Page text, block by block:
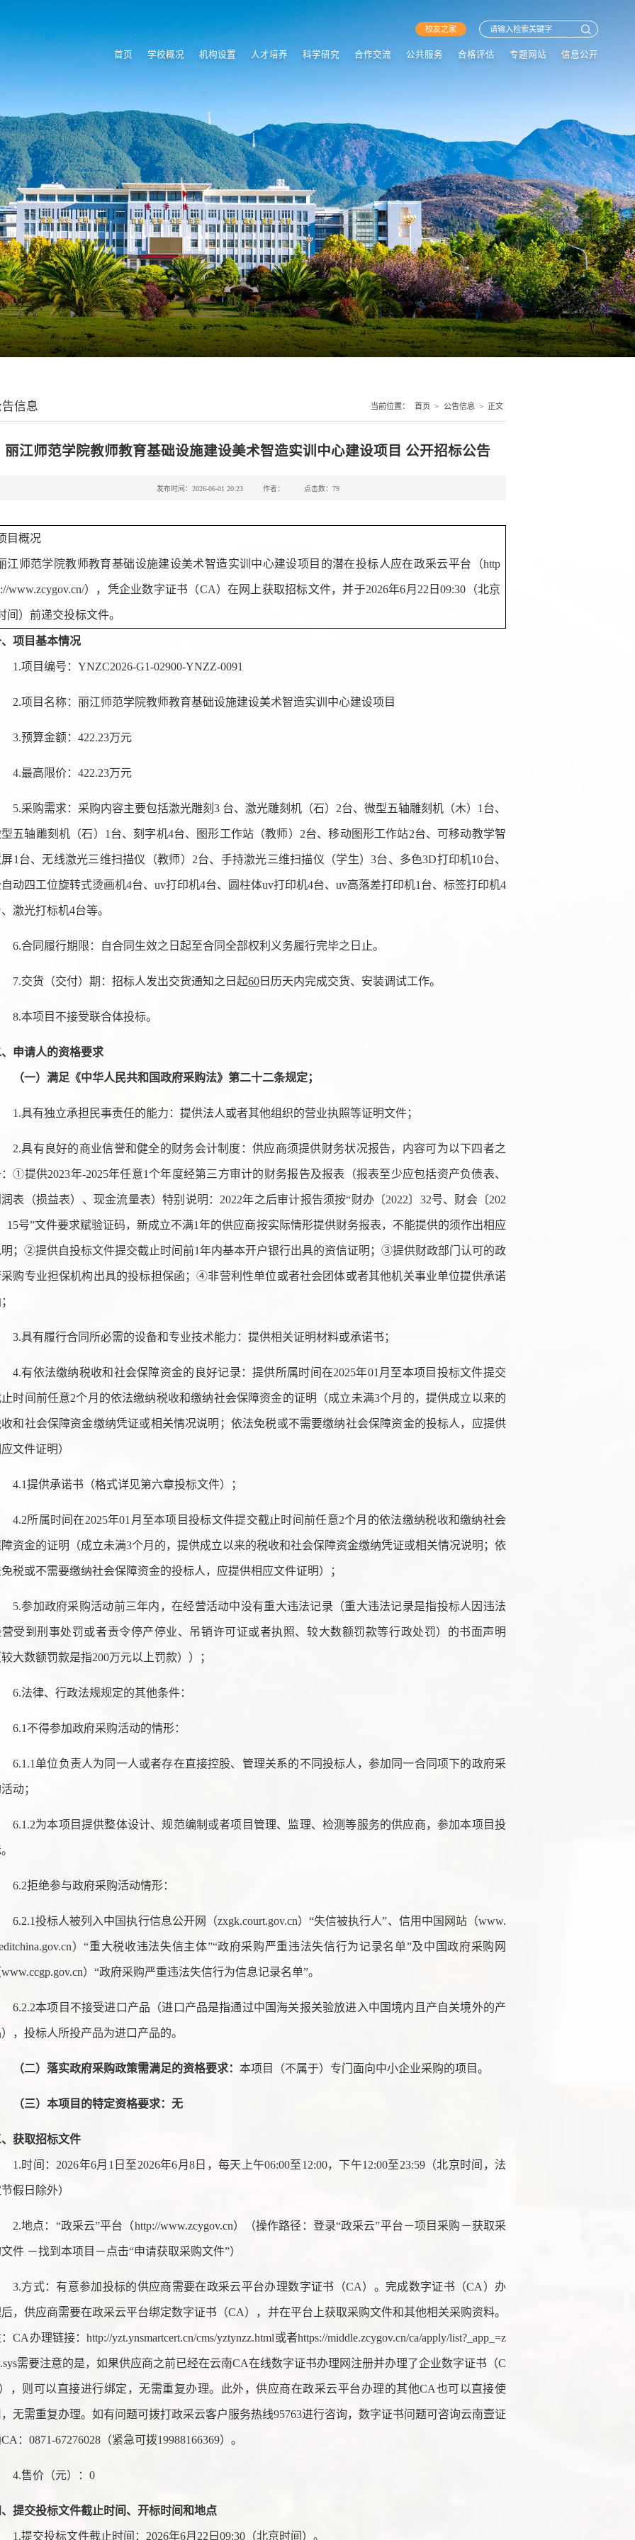
校友之家
首页 学校概况 机构设置 人才培养 科学研究 合作交流 公共服务 合格评估 专题网站 信息公开
信息 当前位置： 首页 > 公告信息 > 正文
丽江师范学院教师教育基础设施建设美术智造实训中心建设项目 公开招标公告
发布时间：2026-06-01 20:23 作者： 点击数： 79
目概况
江师范学院教师教育基础设施建设美术智造实训中心建设项目 的潜在投标人应在政采云平台（http
www.zcygov.cn/），凭企业数字证书（CA）在网上获取招标文件，并于2026年6月 22 日09:30（北京
间）前递交投标文件。
项目基本情况
1.项目编号： YNZC2026-G1-02900-YNZZ-0091
2.项目名称： 丽江师范学院教师教育基础设施建设美术智造实训中心建设项目
3.预算金额 ： 422.23万元
4.最高限价： 422.23万元
5.采购需求： 采购内容主要包括激光雕刻3 台、激光雕刻机（石） 2台、微型五轴雕刻机（木）1台、
五轴雕刻机（石）1台、刻字机4台、图形工作站（教师）2台、移动图形工作站2台、可移动教学智
1台、无线激光三维扫描仪（教师）2台、手持激光三维扫描仪（学生）3台、多色3D打印机10台、
动四工位旋转式烫画机4台、uv打印机4台、圆柱体uv打印机4台、uv高落差打印机1台、标签打印机4
激光打标机4台等。
6.合同履行期限： 自合同生效之日起至合同全部权利义务履行完毕之日止。
7.交货（交付）期 ： 招标人发出交货通知之日起60日历天内完成交货、安装调试工作。
8.本项目不接受联合体投标。
申请人的资格要求
（一）满足《中华人民共和国政府采购法》第二十二条规定；
1.具有独立承担民事责任的能力 ： 提供法人或者其他组织的营业执照等证明文件；
2.具有良好的商业信誉和健全的财务会计制度：供应商须提供财务状况报告，内容可为以下四者之
：①提供2023年-2025年任意1个年度经第三方审计的财务报告及报表（报表至少应包括资产负债表、
表（损益表）、现金流量表）特别说明：2022年之后审计报告须按“财办〔2022〕32号、财会〔202
15号”文件要求赋验证码，新成立不满1年的供应商按实际情形提供财务报表，不能提供的须作出相应
；②提供自投标文件提交截止时间前1年内基本开户银行出具的资信证明；③提供财政部门认可的政
购专业担保机构出具的投标担保函；④非营利性单位或者社会团体或者其他机关事业单位提供承诺
3.具有履行合同所必需的设备和专业技术能力 ： 提供相关证明材料或承诺书；
4.有依法缴纳税收和社会保障资金的良好记录 ：提供所属时间在2025年01月至本项目投标文件提交
时间前任意2个月的依法缴纳税收和缴纳社会保障资金的证明（成立未满3个月的，提供成立以来的
和社会保障资金缴纳凭证或相关情况说明；依法免税或不需要缴纳社会保障资金的投标人，应提供
文件证明）
4.1提供承诺书（格式详见第六章投标文件）；
4.2所属时间在2025年01月至本项目投标文件提交截止时间前任意2个月的依法缴纳税收和缴纳社会
资金的证明（成立未满3个月的，提供成立以来的税收和社会保障资金缴纳凭证或相关情况说明；依
税或不需要缴纳社会保障资金的投标人，应提供相应文件证明）；
5.参加政府采购活动前三年内，在经营活动中没有重大违法记录（重大违法记录是指投标人因违法
受到刑事处罚或者责令停产停业、吊销许可证或者执照、较大数额罚款等行政处罚）的书面声明
大数额罚款是指200万元以上罚款））；
6.法律、行政法规规定的其他条件：
6.1不得参加政府采购活动的情形：
6.1.1单位负责人为同一人或者存在直接控股、管理关系的不同投标人，参加同一合同项下的政府采
动；
6.1.2为本项目提供整体设计、规范编制或者项目管理、监理、检测等服务的供应商，参加本项目投
6.2拒绝参与政府采购活动情形：
6.2.1投标人被列入中国执行信息公开网（zxgk.court.gov.cn）“失信被执行人”、信用中国网站（www.
）“重大税收违法失信主体”“政府采购严重违法失信行为记录名单”及中国政府采购网
）“政府采购严重违法失信行为信息记录名单”。
6.2.2本项目不接受进口产品（进口产品是指通过中国海关报关验放进入中国境内且产自关境外的产
，投标人所投产品为进口产品的。
（二）落实政府采购政策需满足的资格要求： 本项目（不属于）专门面向中小企业采购的项目。
（三）本项目的特定资格要求： 无
获取招标文件
1.时间：2026年6月 1 日至2026年6月 8日，每天上午06:00至12:00，下午12:00至23:59（北京时间，法
假日除外）
2.地点：“政采云”平台（http://www.zcygov.cn）（操作路径：登录“政采云”平台－项目采购－获取采
件 －找到本项目－点击“申请获取采购文件”）
3.方式：有意参加投标的供应商需要在政采云平台办理数字证书（CA）。完成数字证书（CA）办
，供应商需要在政采云平台绑定数字证书（CA），并在平台上获取采购文件和其他相关采购资料。
CA办理链接：http://yzt.ynsmartcert.cn/cms/yztynzz.html或者https://middle.zcygov.cn/ca/apply/list?_app_=z
需要注意的是，如果供应商之前已经在云南CA在线数字证书办理网注册并办理了企业数字证书（C
，则可以直接进行绑定，无需重复办理。此外，供应商在政采云平台办理的其他CA也可以直接使
无需重复办理。如有问题可拨打政采云客户服务热线95763进行咨询，数字证书问题可咨询云南壹证
：0871-67276028（紧急可拨19988166369）。
4.售价（元）：0
提交投标文件截止时间、开标时间和地点
1.提交投标文件截止时间：2026年6月 22 日 09:30（北京时间）。